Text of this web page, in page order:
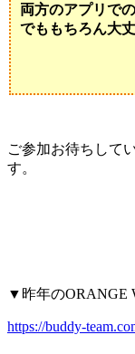
両方のアプリで
でももちろん大丈
ご参加お待ちして
す。
▼昨年のORANGE
https://buddy-